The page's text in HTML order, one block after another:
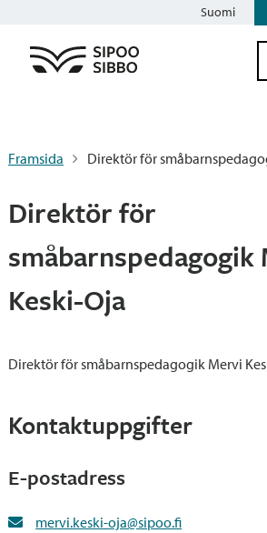
Suomi
Framsida Direktör för
Direktör för
småbarnspedagogik
Keski-Oja
Direktör för småbarnspedagogik Mervi
Kontaktuppgifter
E-postadress
mervi.keski-oja@sipoo.fi